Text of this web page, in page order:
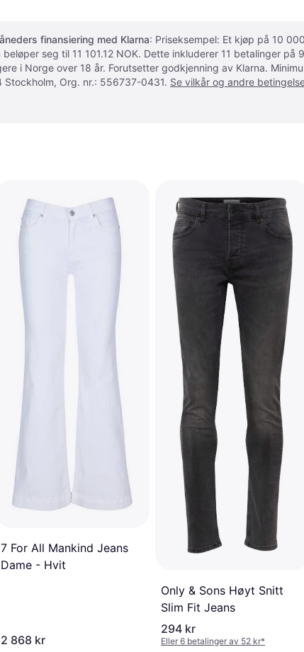
finansiering med Klarna: Priseksempel: Et kjøp på 10
seg til 11 101.12 NOK. Dette inkluderer 11 betalinger
i Norge over 18 år. Forutsetter godkjenning av Klarna.
Stockholm, Org. nr.: 556737-0431. Se vilkår og andre
7 For All Mankind Jeans
Dame - Hvit
2 868 kr
Only & Sons Høyt Snitt
Slim Fit Jeans
294 kr
Eller 6 betalinger av 52 kr*